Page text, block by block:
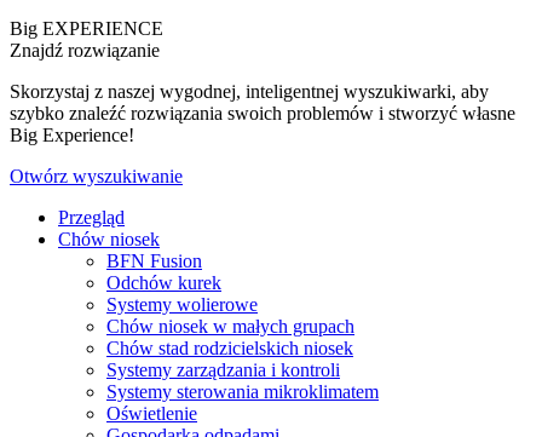
Big EXPERIENCE
Znajdź rozwiązanie
Skorzystaj z naszej wygodnej, inteligentnej wyszukiwarki, aby
szybko znaleźć rozwiązania swoich problemów i stworzyć własne
Big Experience!
Otwórz wyszukiwanie
Przegląd
Chów niosek
BFN Fusion
Odchów kurek
Systemy wolierowe
Chów niosek w małych grupach
Chów stad rodzicielskich niosek
Systemy zarządzania i kontroli
Systemy sterowania mikroklimatem
Oświetlenie